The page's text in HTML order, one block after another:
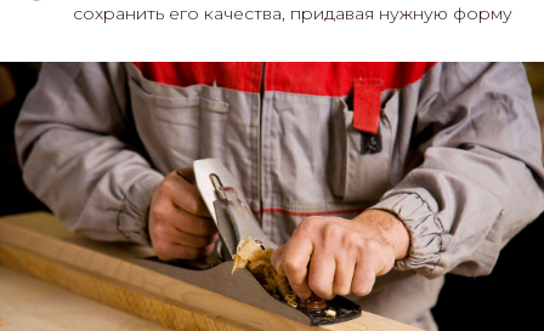
сохранить его качества, придавая нужную форму